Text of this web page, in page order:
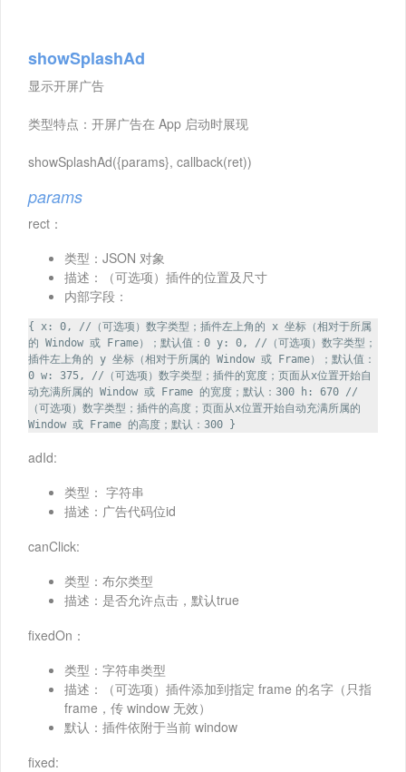
showSplashAd
显示开屏广告
类型特点：开屏广告在 App 启动时展现
showSplashAd({params}, callback(ret))
params
rect：
类型：JSON 对象
描述：（可选项）插件的位置及尺寸
内部字段：
{ x: 0, //（可选项）数字类型；插件左上角的 x 坐标（相对于所属
的 Window 或 Frame）；默认值：0 y: 0, //（可选项）数字类型；
插件左上角的 y 坐标（相对于所属的 Window 或 Frame）；默认值：
0 w: 375, //（可选项）数字类型；插件的宽度；页面从x位置开始自
动充满所属的 Window 或 Frame 的宽度；默认：300 h: 670 //
（可选项）数字类型；插件的高度；页面从x位置开始自动充满所属的
Window 或 Frame 的高度；默认：300 }
adId:
类型： 字符串
描述：广告代码位id
canClick:
类型：布尔类型
描述：是否允许点击，默认true
fixedOn：
类型：字符串类型
描述：（可选项）插件添加到指定 frame 的名字（只指
frame，传 window 无效）
默认：插件依附于当前 window
fixed: